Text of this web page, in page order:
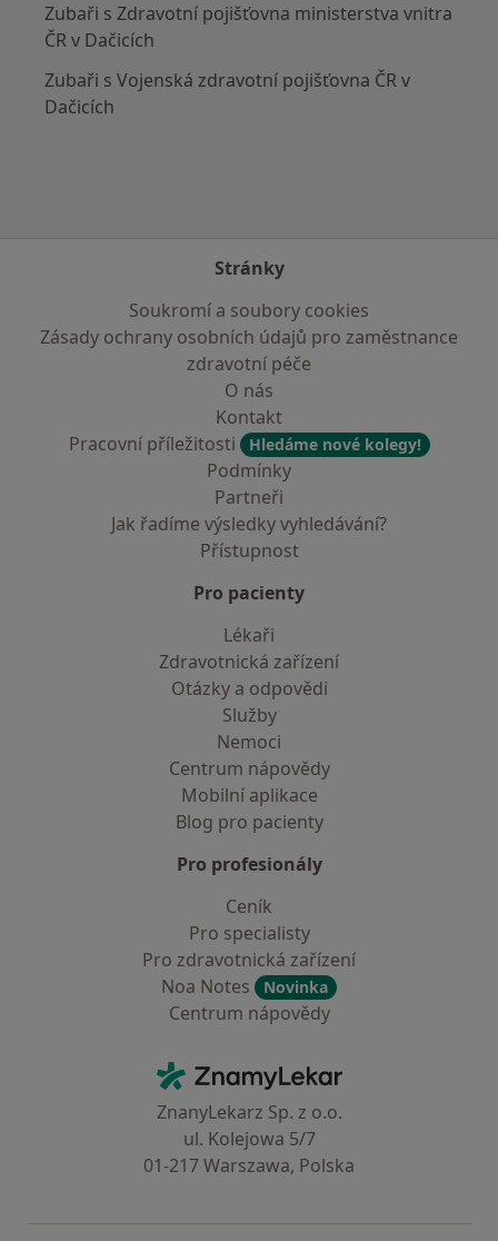
Zubaři s Zdravotní pojišťovna ministerstva vnitra
ČR v Dačicích
Zubaři s Vojenská zdravotní pojišťovna ČR v
Dačicích
Stránky
Soukromí a soubory cookies
Zásady ochrany osobních údajů pro zaměstnance
zdravotní péče
O nás
Kontakt
Pracovní příležitosti
Hledáme nové kolegy!
Podmínky
Partneři
Jak řadíme výsledky vyhledávání?
Přístupnost
Pro pacienty
Lékaři
Zdravotnická zařízení
Otázky a odpovědi
Služby
Nemoci
Centrum nápovědy
Mobilní aplikace
Blog pro pacienty
Pro profesionály
Ceník
Pro specialisty
Pro zdravotnická zařízení
Noa Notes
Novinka
Centrum nápovědy
ZnamyLekar - Hlavní stránka
ZnanyLekarz Sp. z o.o.
ul. Kolejowa 5/7
01-217 Warszawa, Polska